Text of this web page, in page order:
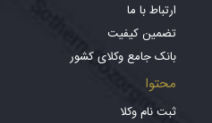
ارتباط با ما
تضمین کیفیت
بانک جامع وکلای کشور
محتوا
ثبت نام وکلا